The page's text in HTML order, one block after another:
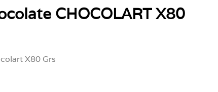
CHOCOLART X80
X80 Grs